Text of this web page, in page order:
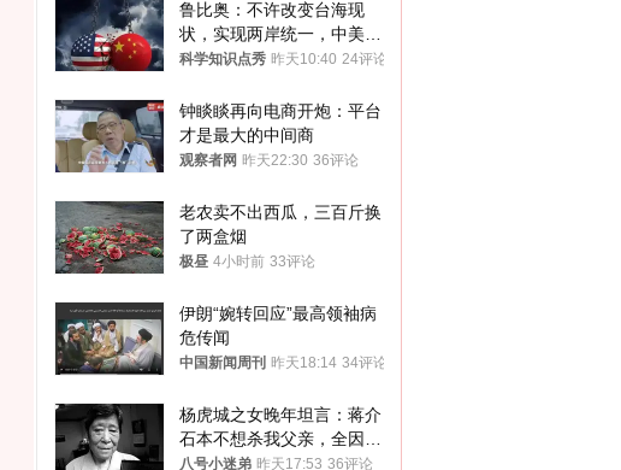
鲁比奥：不许改变台海现
状，实现两岸统一，中美发
生冲突将是灾难
科学知识点秀 昨天10:40 24评论
钟睒睒再向电商开炮：平台
才是最大的中间商
观察者网 昨天22:30 36评论
老农卖不出西瓜，三百斤换
了两盒烟
极昼 4小时前 33评论
伊朗“婉转回应”最高领袖病
危传闻
中国新闻周刊 昨天18:14 34评论
杨虎城之女晚年坦言：蒋介
石本不想杀我父亲，全因张
学良那道手令
八号小迷弟 昨天17:53 36评论